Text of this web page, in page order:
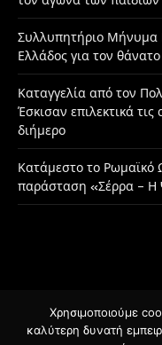
Συλλυπητήριο Μήνυμα
Ελλάδος για τον
Καταγγελία από τον
Έσκισαν επιλεκτικά
διήμερο
Κατάμεστο το Ρωμαϊκό
παράσταση «Σέρρα – Η
Χρησιμοποιούμε
καλύτερη δυνατή